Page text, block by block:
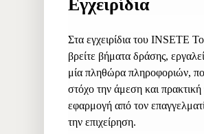
Εγχειρίδια
Στα εγχειρίδια του ΙΝSETE
βρείτε βήματα δράσης,
μία πληθώρα πληροφοριών,
στόχο την άμεση και πρακτική
εφαρμογή από τον
την επιχείρηση.